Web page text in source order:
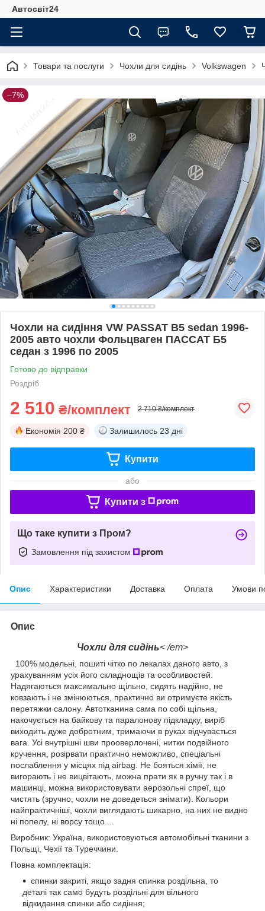
Автосвіт24
Товари та послуги Чохли для сидінь Volkswagen
–7%
Чохли на сидіння VW PASSAT B5 sedan 1996-
2005 авто чохли Фольцваген ПАССАТ Б5
седан з 1996 по 2005
Готово до відправки
Роздріб
2 510 ₴/комплект 2 710 ₴/комплект
Економія 200 ₴ Залишилось 23 дні
Купити
або
Купити з
Що таке купити з Пром?
Замовлення під захистом
Опис Характеристики Доставка Оплата Умови
Опис
Чохли для сидінь< /em>
100% модельні, пошиті чітко по лекалах даного авто, з
урахуванням усіх його складнощів та особливостей.
Надягаються максимально щільно, сидять надійно, не
ковзають і не змінюються, практично ви отримуєте якість
перетяжки салону. Автотканина сама по собі щільна,
накочується на байкову та паралонову підкладку, виріб
виходить дуже добротним, тримаючи в руках відчувається
вага. Усі внутрішні шви прооверлочені, нитки подвійного
кручення, розірвати практично неможливо, спеціальні
послаблення у місцях під airbag. Не бояться хімії, не
вигорають і не вицвітають, можна прати як в ручну так і в
машинці, можна використовувати аерозольні спреї, що
чистять (зручно, чохли не доведеться знімати). Кольори
найпрактичніші, чохли виглядають шикарно, на них не видно
ні попелу, ні ворсу тощо....
Виробник: Україна, використовуються автомобільні тканини з
Польщі, Чехії та Туреччини.
Повна комплектація:
спинки закриті, якщо задня спинка роздільна, то
деталі так само будуть роздільні для вільного
відкидання спинки або сидіння;